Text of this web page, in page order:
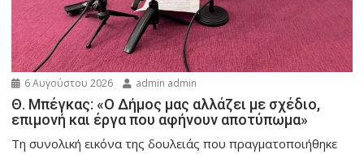
6 Αυγούστου 2026 admin admin
Θ. Μπέγκας: «Ο Δήμος μας αλλάζει με σχέδιο,
επιμονή και έργα που αφήνουν αποτύπωμα»
Τη συνολική εικόνα της δουλειάς που πραγματοποιήθηκε